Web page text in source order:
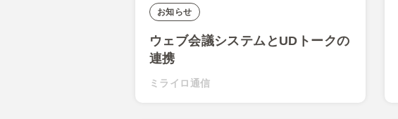
お知らせ
ウェブ会議システムとUDトークの
連携
ミライロ通信